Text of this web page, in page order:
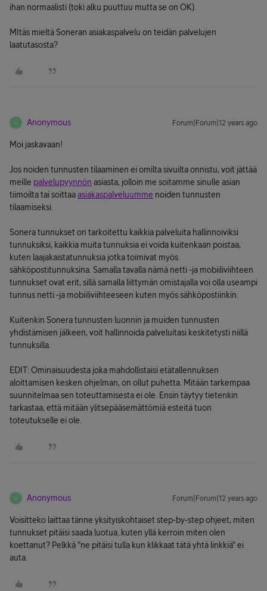
ihan normaalisti (toki alku puuttuu mutta se on OK).
MItäs mieltä Soneran asiakaspalvelu on teidän palvelujen
laatutasosta?
A Anonymous Forum|Forum|12 years ago
Moi jaskavaan!
Jos noiden tunnusten tilaaminen ei omilta sivuilta onnistu, voit jättää
meille palvelupyynnön asiasta, jolloin me soitamme sinulle asian
tiimoilta tai soittaaasiakaspalveluumme noiden tunnusten
tilaamiseksi.
Sonera tunnukset on tarkoitettu kaikkia palveluita hallinnoiviksi
tunnuksiksi, kaikkia muita tunnuksia ei voida kuitenkaan poistaa,
kuten laajakaistatunnuksia jotka toimivat myös
sähköpostitunnuksina. Samalla tavalla nämä netti -ja mobiiliviihteen
tunnukset ovat erit, sillä samalla liittymän omistajalla voi olla useampi
tunnus netti -ja mobiiliviihteeseen kuten myös sähköpostiinkin.
Kuitenkin Sonera tunnusten luonnin ja muiden tunnusten
yhdistämisen jälkeen, voit hallinnoida palveluitasi keskitetysti niillä
tunnuksilla.
EDIT: Ominaisuudesta joka mahdollistaisi etätallennuksen
aloittamisen kesken ohjelman, on ollut puhetta. Mitään tarkempaa
suunnitelmaa sen toteuttamisesta ei ole. Ensin täytyy tietenkin
tarkastaa, että mitään ylitsepääsemättömiä esteitä tuon
toteutukselle ei ole.
A Anonymous Forum|Forum|12 years ago
Voisitteko laittaa tänne yksityiskohtaiset step-by-step ohjeet, miten
tunnukset pitäisi saada luotua..kuten yllä kerroin miten olen
koettanut? Pelkkä "ne pitäisi tulla kun klikkaat tätä yhtä linkkiä" ei
auta.